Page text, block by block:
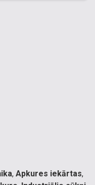
, Apkures iekārtas,